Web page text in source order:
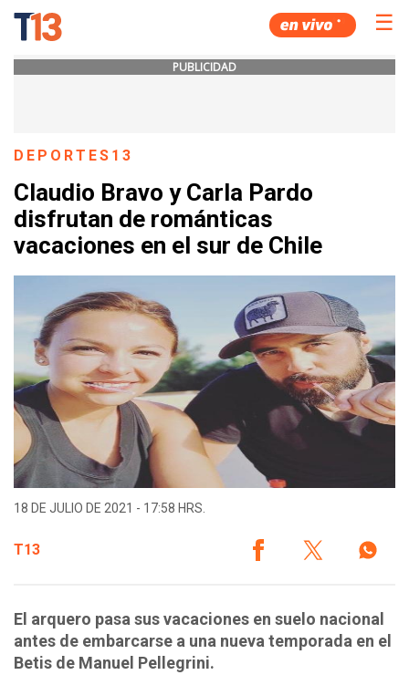
☰
PUBLICIDAD
DEPORTES13
Claudio Bravo y Carla Pardo
disfrutan de románticas
vacaciones en el sur de Chile
18 DE JULIO DE 2021 - 17:58 HRS.
T13
El arquero pasa sus vacaciones en suelo nacional
antes de embarcarse a una nueva temporada en el
Betis de Manuel Pellegrini.